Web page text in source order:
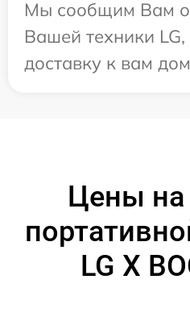
Мы сообщим Вам о
Вашей техники
доставку к вам
Цены на
LG X